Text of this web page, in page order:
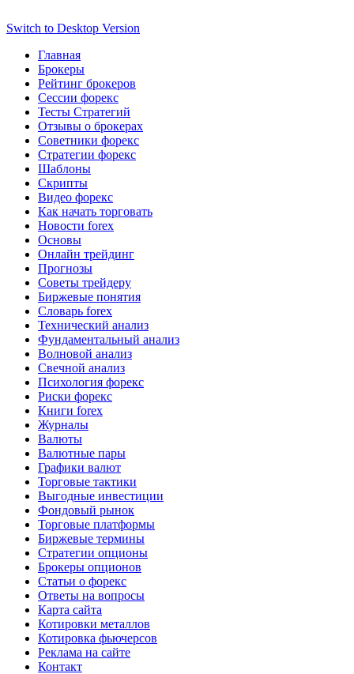
Switch to Desktop Version
Главная
Брокеры
Рейтинг брокеров
Сессии форекс
Тесты Стратегий
Отзывы о брокерах
Советники форекс
Стратегии форекс
Шаблоны
Скрипты
Видео форекс
Как начать торговать
Новости forex
Основы
Онлайн трейдинг
Прогнозы
Советы трейдеру
Биржевые понятия
Словарь forex
Технический анализ
Фундаментальный анализ
Волновой анализ
Свечной анализ
Психология форекс
Риски форекс
Книги forex
Журналы
Валюты
Валютные пары
Графики валют
Торговые тактики
Выгодные инвестиции
Фондовый рынок
Торговые платформы
Биржевые термины
Стратегии опционы
Брокеры опционов
Статьи о форекс
Ответы на вопросы
Карта сайта
Котировки металлов
Котировка фьючерсов
Реклама на сайте
Контакт